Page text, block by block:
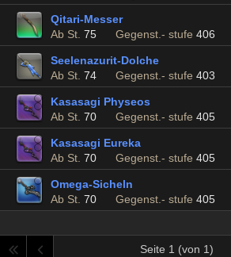
Qitari-Messer
Ab St. 75 Gegenst.- stufe 406
Seelenazurit-Dolche
Ab St. 74 Gegenst.- stufe 403
Kasasagi Physeos
Ab St. 70 Gegenst.- stufe 405
Kasasagi Eureka
Ab St. 70 Gegenst.- stufe 405
Omega-Sicheln
Ab St. 70 Gegenst.- stufe 405
Seite 1 (von 1)